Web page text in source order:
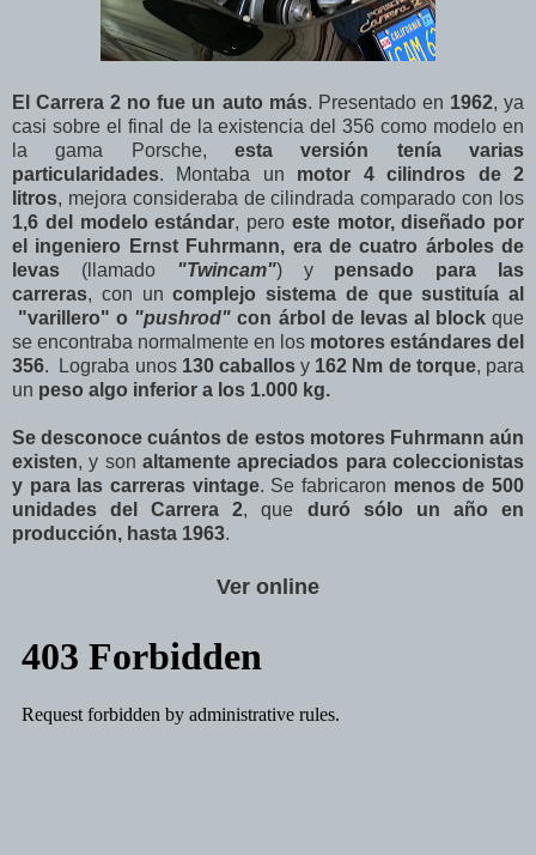
El Carrera 2 no fue un auto más. Presentado en 1962, ya
casi sobre el final de la existencia del 356 como modelo en
la gama Porsche, esta versión tenía varias
particularidades. Montaba un motor 4 cilindros de 2
litros, mejora consideraba de cilindrada comparado con los
1,6 del modelo estándar, pero este motor, diseñado por
el ingeniero Ernst Fuhrmann, era de cuatro árboles de
levas (llamado "Twincam") y pensado para las
carreras, con uncomplejo sistema de que sustituía al
"varillero" o "pushrod"con árbol de levas al blockque
se encontraba normalmente en los motores estándares del
356. Lograba unos130 caballosy 162 Nm de torque, para
un peso algo inferior a los 1.000 kg.
Se desconoce cuántos de estos motores Fuhrmann aún
existen, y son altamente apreciados para coleccionistas
y para las carreras vintage. Se fabricaron menos de 500
unidades del Carrera 2, que duró sólo un año en
producción, hasta 1963.
Ver online